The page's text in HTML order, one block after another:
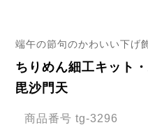
端午の節句のかわいい下げ
ちりめん細工キット
毘沙門天
商品番号 tg-3296